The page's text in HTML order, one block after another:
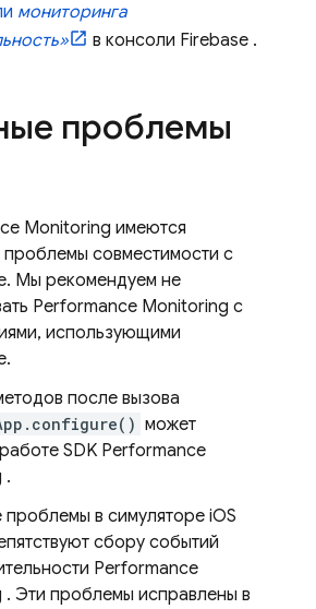
мониторинга
в консоли Firebase .
проблемы
Monitoring имеются
проблемы совместимости с
Мы рекомендуем не
Performance Monitoring с
использующими
после вызова
может
SDK Performance
.
проблемы в симуляторе iOS
сбору событий
Performance
. Эти проблемы исправлены в